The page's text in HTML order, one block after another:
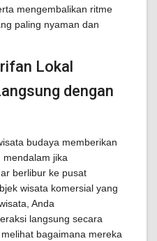
mengembalikan ritme
paling nyaman dan
Lokal
dengan
budaya memberikan
mendalam jika
berlibur ke pusat
wisata komersial yang
Anda
langsung secara
bagaimana mereka